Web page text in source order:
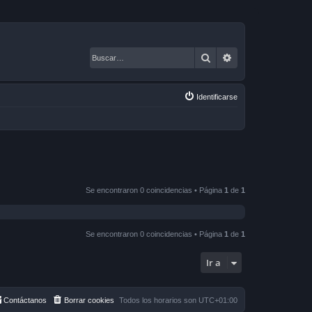
Buscar
Identificarse
Se encontraron 0 coincidencias • Página 1 de 1
Se encontraron 0 coincidencias • Página 1 de 1
Ir a
Todos los horarios son UTC+01:00
Borrar cookies
Contáctanos